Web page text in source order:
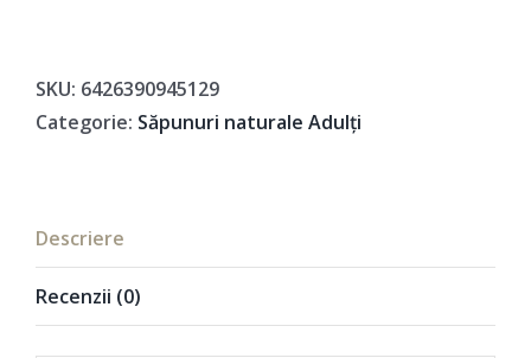
Baia
de
Mama
si
SKU: 6426390945129
Categorie: Săpunuri naturale Adulți
Descriere
Recenzii (0)